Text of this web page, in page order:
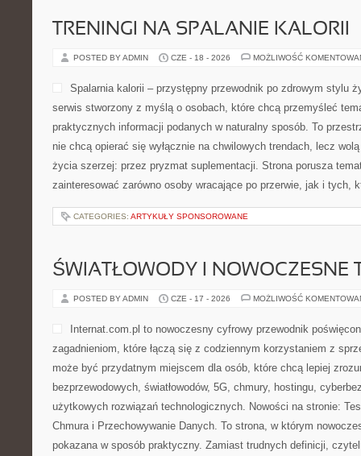
TRENINGI NA SPALANIE KALORII
POSTED BY ADMIN CZE - 18 - 2026 MOŻLIWOŚĆ
Spalarnia kalorii – przystępny przewodnik po zdrowym stylu
serwis stworzony z myślą o osobach, które chcą przemyśleć
praktycznych informacji podanych w naturalny sposób. To
nie chcą opierać się wyłącznie na chwilowych trendach, lecz
życia szerzej: przez pryzmat suplementacji. Strona porusza
zainteresować zarówno osoby wracające po przerwie, jak i tych,
CATEGORIES: ARTYKUŁY SPONSOROWANE
ŚWIATŁOWODY I NOWOCZESNE
POSTED BY ADMIN CZE - 17 - 2026 MOŻLIWOŚĆ
Internat.com.pl to nowoczesny cyfrowy przewodnik
zagadnieniom, które łączą się z codziennym korzystaniem z
może być przydatnym miejscem dla osób, które chcą lepiej
bezprzewodowych, światłowodów, 5G, chmury, hostingu,
użytkowych rozwiązań technologicznych. Nowości na stronie:
Chmura i Przechowywanie Danych. To strona, w którym
pokazana w sposób praktyczny. Zamiast trudnych definicji,